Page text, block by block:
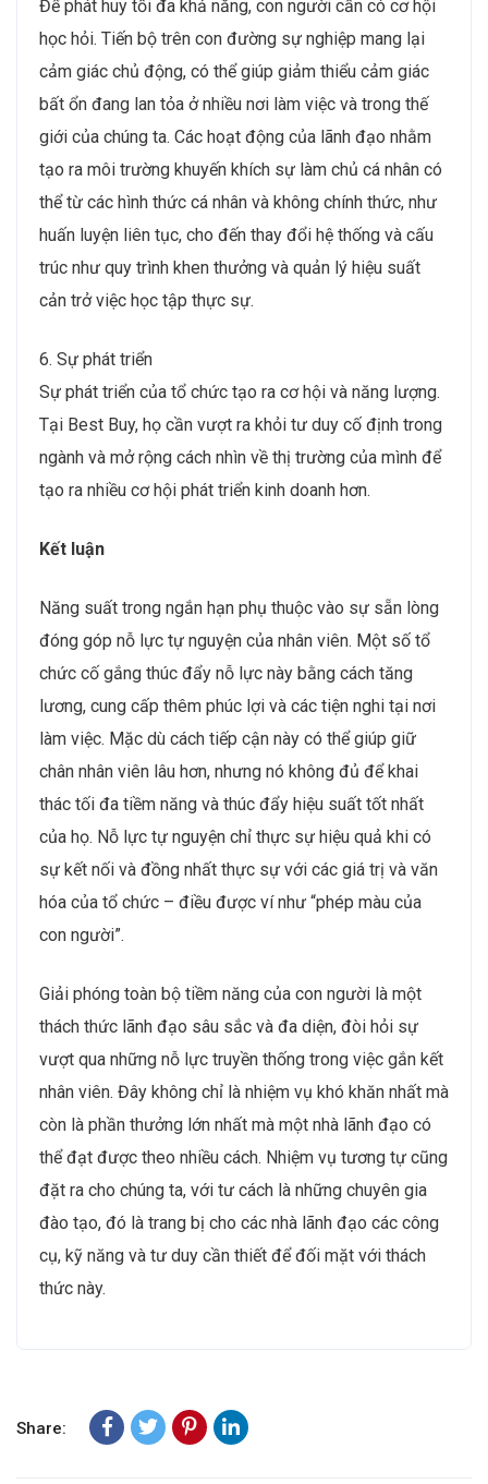
Để phát huy tối đa khả năng, con người cần có cơ hội
học hỏi. Tiến bộ trên con đường sự nghiệp mang lại
cảm giác chủ động, có thể giúp giảm thiểu cảm giác
bất ổn đang lan tỏa ở nhiều nơi làm việc và trong thế
giới của chúng ta. Các hoạt động của lãnh đạo nhằm
tạo ra môi trường khuyến khích sự làm chủ cá nhân có
thể từ các hình thức cá nhân và không chính thức, như
huấn luyện liên tục, cho đến thay đổi hệ thống và cấu
trúc như quy trình khen thưởng và quản lý hiệu suất
cản trở việc học tập thực sự.
6. Sự phát triển
Sự phát triển của tổ chức tạo ra cơ hội và năng lượng.
Tại Best Buy, họ cần vượt ra khỏi tư duy cố định trong
ngành và mở rộng cách nhìn về thị trường của mình để
tạo ra nhiều cơ hội phát triển kinh doanh hơn.
Kết luận
Năng suất trong ngắn hạn phụ thuộc vào sự sẵn lòng
đóng góp nỗ lực tự nguyện của nhân viên. Một số tổ
chức cố gắng thúc đẩy nỗ lực này bằng cách tăng
lương, cung cấp thêm phúc lợi và các tiện nghi tại nơi
làm việc. Mặc dù cách tiếp cận này có thể giúp giữ
chân nhân viên lâu hơn, nhưng nó không đủ để khai
thác tối đa tiềm năng và thúc đẩy hiệu suất tốt nhất
của họ. Nỗ lực tự nguyện chỉ thực sự hiệu quả khi có
sự kết nối và đồng nhất thực sự với các giá trị và văn
hóa của tổ chức – điều được ví như “phép màu của
con người”.
Giải phóng toàn bộ tiềm năng của con người là một
thách thức lãnh đạo sâu sắc và đa diện, đòi hỏi sự
vượt qua những nỗ lực truyền thống trong việc gắn kết
nhân viên. Đây không chỉ là nhiệm vụ khó khăn nhất mà
còn là phần thưởng lớn nhất mà một nhà lãnh đạo có
thể đạt được theo nhiều cách. Nhiệm vụ tương tự cũng
đặt ra cho chúng ta, với tư cách là những chuyên gia
đào tạo, đó là trang bị cho các nhà lãnh đạo các công
cụ, kỹ năng và tư duy cần thiết để đối mặt với thách
thức này.
Share: